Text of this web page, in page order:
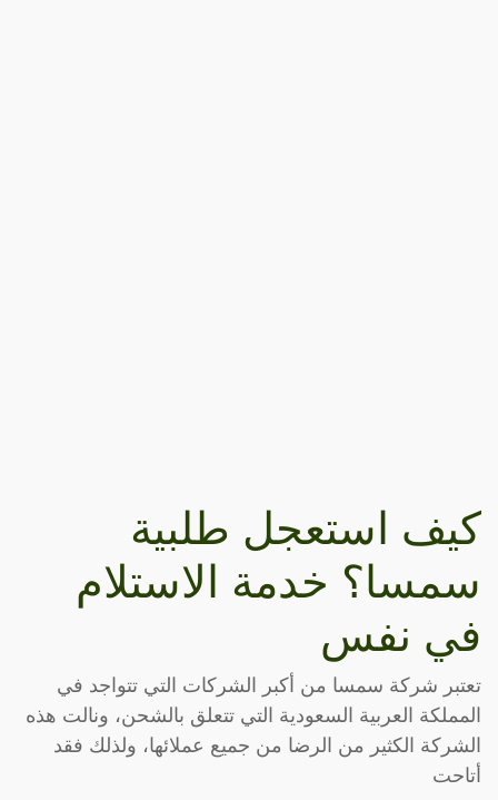
كيف استعجل طلبية
سمسا؟ خدمة الاستلام
في نفس
تعتبر شركة سمسا من أكبر الشركات التي تتواجد في
المملكة العربية السعودية التي تتعلق بالشحن، ونالت هذه
الشركة الكثير من الرضا من جميع عملائها، ولذلك فقد
أتاحت